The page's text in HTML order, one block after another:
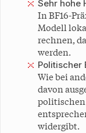
Sehr hohe
In BF16-
Modell
rechnen,
werden.
Politischer
Wie bei
davon
widergibt.